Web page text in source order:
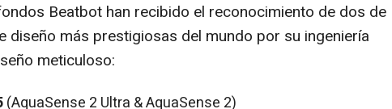
Beatbot han recibido el reconocimiento de dos de
diseño más prestigiosas del mundo por su ingeniería
meticuloso:
(AquaSense 2 Ultra & AquaSense 2)